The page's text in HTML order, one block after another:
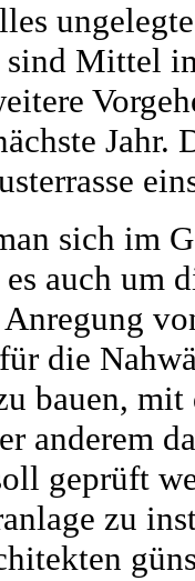
Mittel
Jahr.
sich im
auch um
die
bauen, mit
anderem
geprüft
zu